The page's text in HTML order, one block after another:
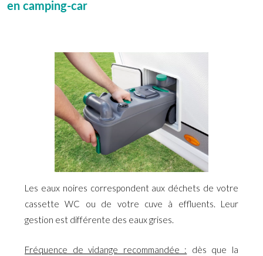
en camping-car
Les eaux noires correspondent aux déchets de votre
cassette WC ou de votre cuve à effluents. Leur
gestion est différente des eaux grises.
Fréquence de vidange recommandée : dès que la